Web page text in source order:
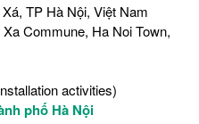
TP Hà Nội, Việt Nam
Commune, Ha Noi Town,
activities)
phố Hà Nội